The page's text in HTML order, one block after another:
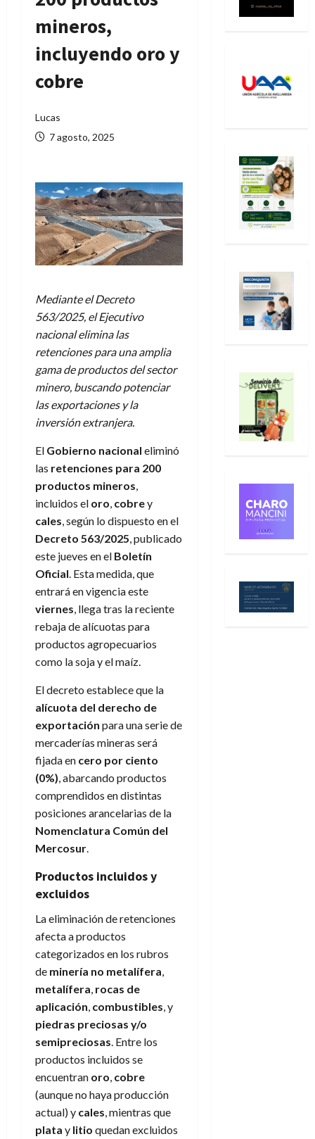
mineros,
incluyendo oro y
cobre
Lucas
7 agosto, 2025
Mediante el Decreto
563/2025, el Ejecutivo
nacional elimina las
retenciones para una amplia
gama de productos del sector
minero, buscando potenciar
las exportaciones y la
inversión extranjera.
El Gobierno nacional eliminó
las retenciones para 200
productos mineros,
incluidos el oro, cobrey
cales, según lo dispuesto en el
Decreto 563/2025, publicado
este jueves en el Boletín
Oficial. Esta medida, que
entrará en vigencia este
viernes, llega tras la reciente
rebaja de alícuotas para
productos agropecuarios
como la soja y el maíz.
El decreto establece que la
alícuota del derecho de
exportación para una serie de
mercaderías mineras será
fijada en cero por ciento
(0%), abarcando productos
comprendidos en distintas
posiciones arancelarias de la
Nomenclatura Común del
Mercosur.
Productos incluidos y
excluidos
La eliminación de retenciones
afecta a productos
categorizados en los rubros
de minería no metalífera,
metalífera, rocas de
aplicación, combustibles, y
piedras preciosas y/o
semipreciosas. Entre los
productos incluidos se
encuentran oro, cobre
(aunque no haya producción
actual) y cales, mientras que
plata y litio quedan excluidos